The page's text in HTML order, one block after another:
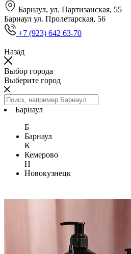
Барнаул, ул. Партизанская, 55
Барнаул ул. Пролетарская, 56
+7 (923) 642 63-70
Назад
Выбор города
Выберите город
Барнаул
Б
Барнаул
К
Кемерово
Н
Новокузнецк